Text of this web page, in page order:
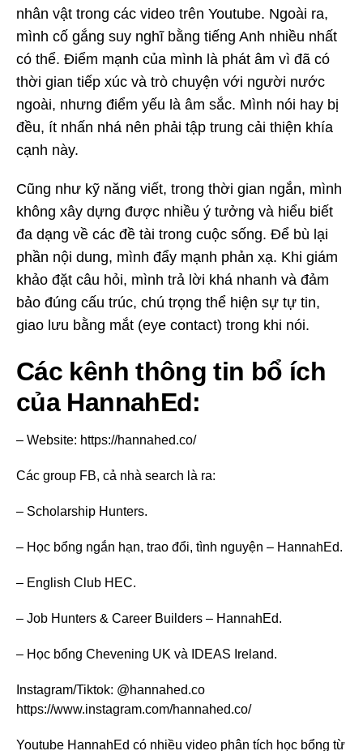
nhân vật trong các video trên Youtube. Ngoài ra,
mình cố gắng suy nghĩ bằng tiếng Anh nhiều nhất
có thể. Điểm mạnh của mình là phát âm vì đã có
thời gian tiếp xúc và trò chuyện với người nước
ngoài, nhưng điểm yếu là âm sắc. Mình nói hay bị
đều, ít nhấn nhá nên phải tập trung cải thiện khía
cạnh này.
Cũng như kỹ năng viết, trong thời gian ngắn, mình
không xây dựng được nhiều ý tưởng và hiểu biết
đa dạng về các đề tài trong cuộc sống. Để bù lại
phần nội dung, mình đẩy mạnh phản xạ. Khi giám
khảo đặt câu hỏi, mình trả lời khá nhanh và đảm
bảo đúng cấu trúc, chú trọng thể hiện sự tự tin,
giao lưu bằng mắt (eye contact) trong khi nói.
Các kênh thông tin bổ ích
của HannahEd:
– Website: https://hannahed.co/
Các group FB, cả nhà search là ra:
– Scholarship Hunters.
– Học bổng ngắn hạn, trao đổi, tình nguyện – HannahEd.
– English Club HEC.
– Job Hunters & Career Builders – HannahEd.
– Học bổng Chevening UK và IDEAS Ireland.
Instagram/Tiktok: @hannahed.co
https://www.instagram.com/hannahed.co/
Youtube HannahEd có nhiều video phân tích học bổng từ